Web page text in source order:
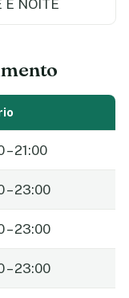
E NOITE
– 21:00
– 23:00
– 23:00
– 23:00